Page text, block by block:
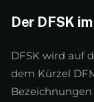
Der DFSK
DFSK wird auf
dem Kürzel